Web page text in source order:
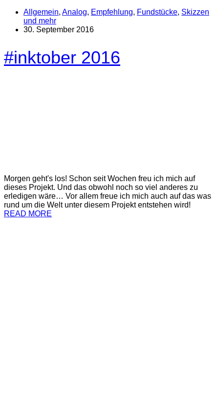
Allgemein, Analog, Empfehlung, Fundstücke, Skizzen
und mehr
30. September 2016
#inktober 2016
Morgen geht's los! Schon seit Wochen freu ich mich auf
dieses Projekt. Und das obwohl noch so viel anderes zu
erledigen wäre… Vor allem freue ich mich auch auf das was
rund um die Welt unter diesem Projekt entstehen wird!
READ MORE